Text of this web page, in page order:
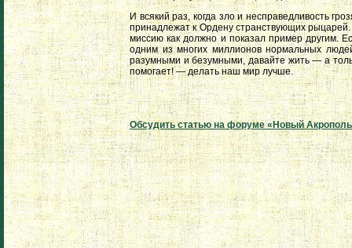
И всякий раз, когда зло и несправедливость
принадлежат к Ордену странствующих
миссию как должно и показал пример другим.
одним из многих миллионов нормальных
разумными и безумными, давайте жить — а
помогает! — делать наш мир лучше.
Обсудить статью на форуме «Новый